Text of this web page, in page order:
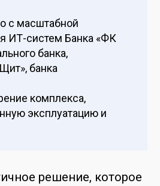
с масштабной
ИТ-систем Банка «ФК
банка,
банка
комплекса,
эксплуатацию и
решение, которое